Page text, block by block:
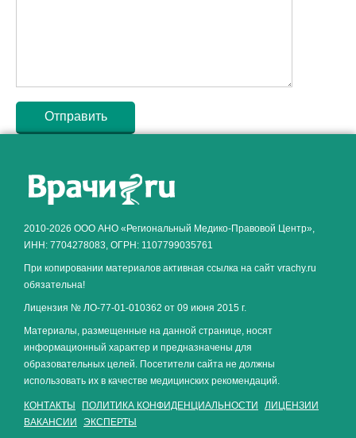
2010-2026 ООО АНО «Региональный Медико-Правовой Центр»,
ИНН: 7704278083, ОГРН: 1107799035761
При копировании материалов активная ссылка на сайт vrachy.ru
обязательна!
Лицензия № ЛО-77-01-010362 от 09 июня 2015 г.
Материалы, размещенные на данной странице, носят
информационный характер и предназначены для
образовательных целей. Посетители сайта не должны
использовать их в качестве медицинских рекомендаций.
КОНТАКТЫ ПОЛИТИКА КОНФИДЕНЦИАЛЬНОСТИ
ЛИЦЕНЗИИ
ВАКАНСИИ
ЭКСПЕРТЫ